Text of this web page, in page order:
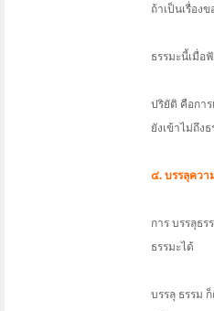
ถ้าเป็นเรื่อง
ธรรมะนี้เมื่อ
ปริยัติ คือกา
ยังเข้าไม่ถึง
๔. บรรลุควา
การ บรรลุธร
ธรรมะได้
บรรลุ ธรรม